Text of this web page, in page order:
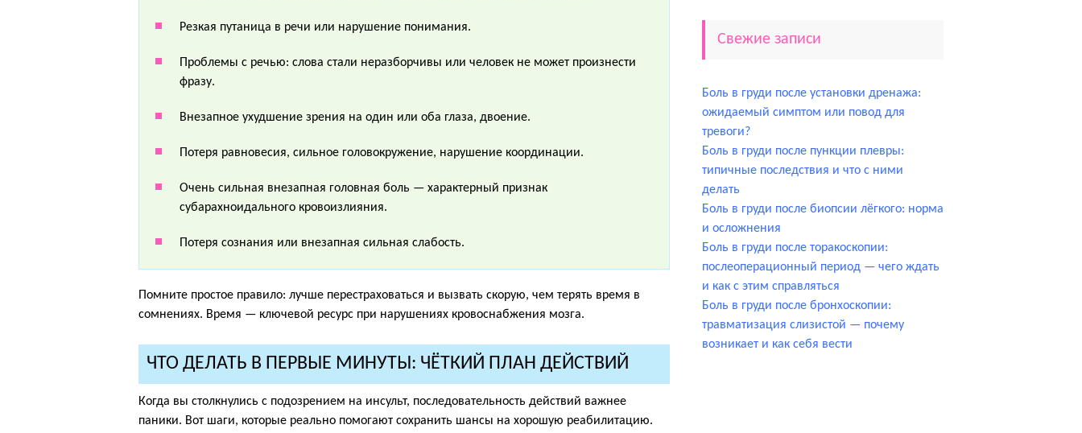
Резкая путаница в речи или нарушение понимания.
Проблемы с речью: слова стали неразборчивы или человек не может произнести
фразу.
Внезапное ухудшение зрения на один или оба глаза, двоение.
Потеря равновесия, сильное головокружение, нарушение координации.
Очень сильная внезапная головная боль — характерный признак
субарахноидального кровоизлияния.
Потеря сознания или внезапная сильная слабость.
Помните простое правило: лучше перестраховаться и вызвать скорую, чем терять время в
сомнениях. Время — ключевой ресурс при нарушениях кровоснабжения мозга.
ЧТО ДЕЛАТЬ В ПЕРВЫЕ МИНУТЫ: ЧЁТКИЙ ПЛАН ДЕЙСТВИЙ
Когда вы столкнулись с подозрением на инсульт, последовательность действий важнее
паники. Вот шаги, которые реально помогают сохранить шансы на хорошую реабилитацию.
Свежие записи
Боль в груди после установки дренажа:
ожидаемый симптом или повод для
тревоги?
Боль в груди после пункции плевры:
типичные последствия и что с ними
делать
Боль в груди после биопсии лёгкого: норма
и осложнения
Боль в груди после торакоскопии:
послеоперационный период — чего ждать
и как с этим справляться
Боль в груди после бронхоскопии:
травматизация слизистой — почему
возникает и как себя вести